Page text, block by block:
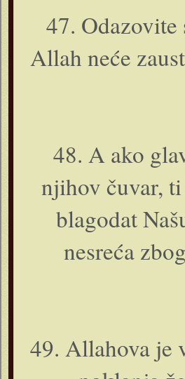
47.
Allah neće
48. A ako
njihov čuvar,
blagodat
nesreća
49. Allahova je